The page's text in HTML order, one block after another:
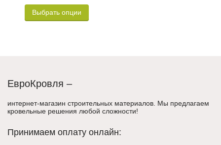
Выбрать опции
ЕвроКровля –
интернет-магазин строительных материалов. Мы предлагаем
кровельные решения любой сложности!
Принимаем оплату онлайн: